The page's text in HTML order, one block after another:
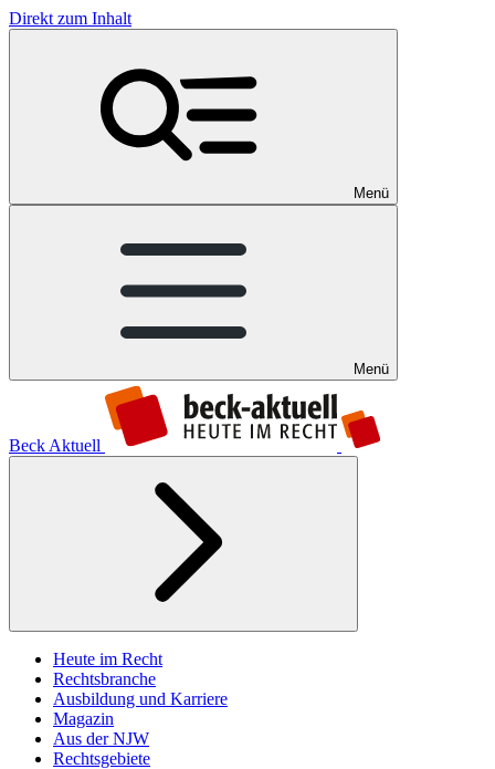
Direkt zum Inhalt
Menü
Menü
Beck Aktuell
Heute im Recht
Rechtsbranche
Ausbildung und Karriere
Magazin
Aus der NJW
Rechtsgebiete